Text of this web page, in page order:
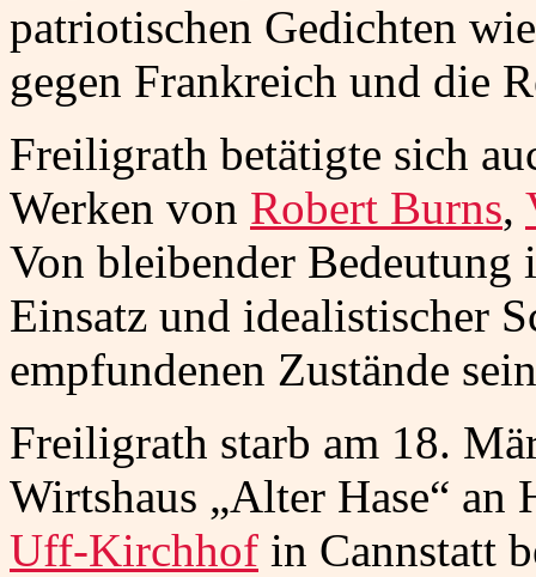
patriotischen Gedichten
gegen Frankreich und die
Freiligrath betätigte sich
Werken von Robert Burns,
Von bleibender
Einsatz und idealistischer
empfundenen Zustände
Freiligrath starb am 18.
Wirtshaus „Alter Hase“ an
Uff-Kirchhof in Cannstatt